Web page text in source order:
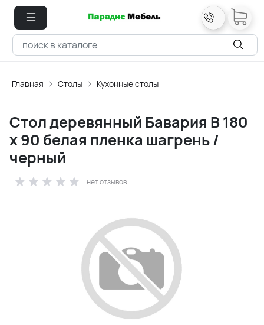
Главная Столы Кухонные столы
Стол деревянный Бавария B 180
х 90 белая пленка шагрень /
черный
нет отзывов